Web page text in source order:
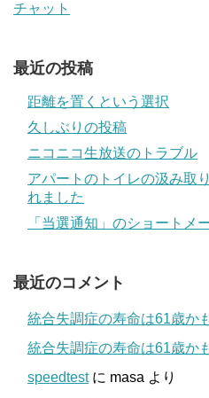
チャット
最近の投稿
距離を置くという選択
久しぶりの投稿
ニコニコ生放送のトラブル
アパートのトイレの汲み取
れました
「当選通知」のショートメ
最近のコメント
統合失調症の寿命は61歳か
統合失調症の寿命は61歳か
speedtestに masa より